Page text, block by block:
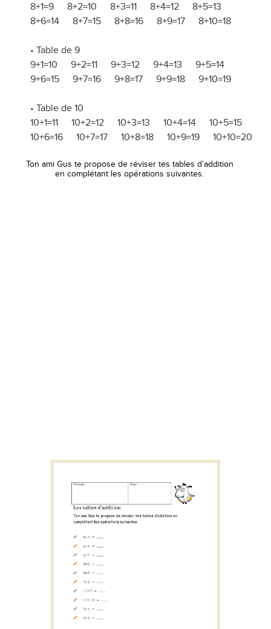
8+1=9 8+2=10 8+3=11 8+4=12 8+5=13
8+6=14 8+7=15 8+8=16 8+9=17 8+10=18
• Table de 9
9+1=10 9+2=11 9+3=12 9+4=13 9+5=14
9+6=15 9+7=16 9+8=17 9+9=18 9+10=19
• Table de 10
10+1=11 10+2=12 10+3=13 10+4=14 10+5=15
10+6=16 10+7=17 10+8=18 10+9=19 10+10=20
Ton ami Gus te propose de réviser tes tables d’addition
en complétant les opérations suivantes.